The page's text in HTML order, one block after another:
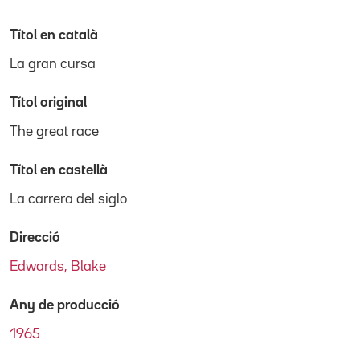
Títol en català
La gran cursa
Títol original
The great race
Títol en castellà
La carrera del siglo
Direcció
Edwards, Blake
Any de producció
1965